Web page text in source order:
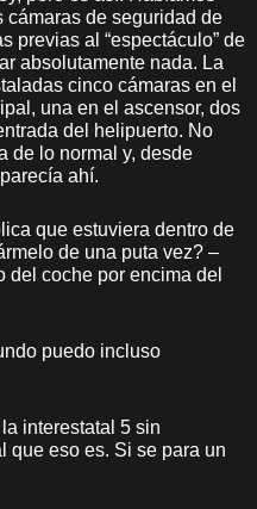
cámaras de seguridad de
previas al “espectáculo” de
absolutamente nada. La
cinco cámaras en el
una en el ascensor, dos
del helipuerto. No
de lo normal y, desde
ahí.
que estuviera dentro de
de una puta vez? –
coche por encima del
puedo incluso
interestatal 5 sin
que eso es. Si se para un